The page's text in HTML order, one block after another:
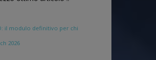
il modulo definitivo per chi
2026